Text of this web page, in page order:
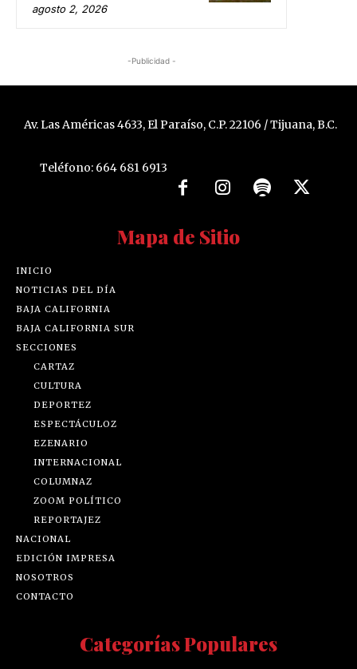
agosto 2, 2026
-Publicidad -
Av. Las Américas 4633, El Paraíso, C.P. 22106 / Tijuana, B.C.
Teléfono: 664 681 6913
Mapa de Sitio
INICIO
NOTICIAS DEL DÍA
BAJA CALIFORNIA
BAJA CALIFORNIA SUR
SECCIONES
CARTAZ
CULTURA
DEPORTEZ
ESPECTÁCULOZ
EZENARIO
INTERNACIONAL
COLUMNAZ
ZOOM POLÍTICO
REPORTAJEZ
NACIONAL
EDICIÓN IMPRESA
NOSOTROS
CONTACTO
Categorías Populares